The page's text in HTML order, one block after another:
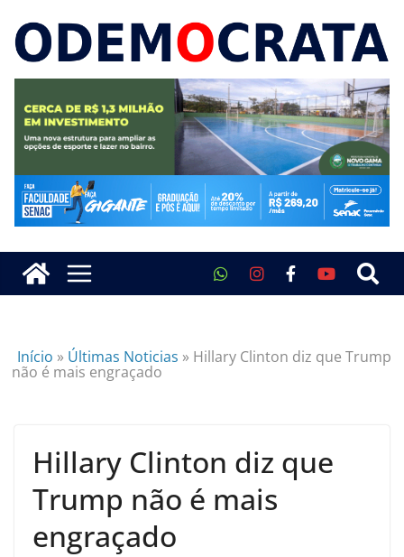
Início » Últimas Noticias » Hillary Clinton diz que Trump
não é mais engraçado
Hillary Clinton diz que
Trump não é mais
engraçado